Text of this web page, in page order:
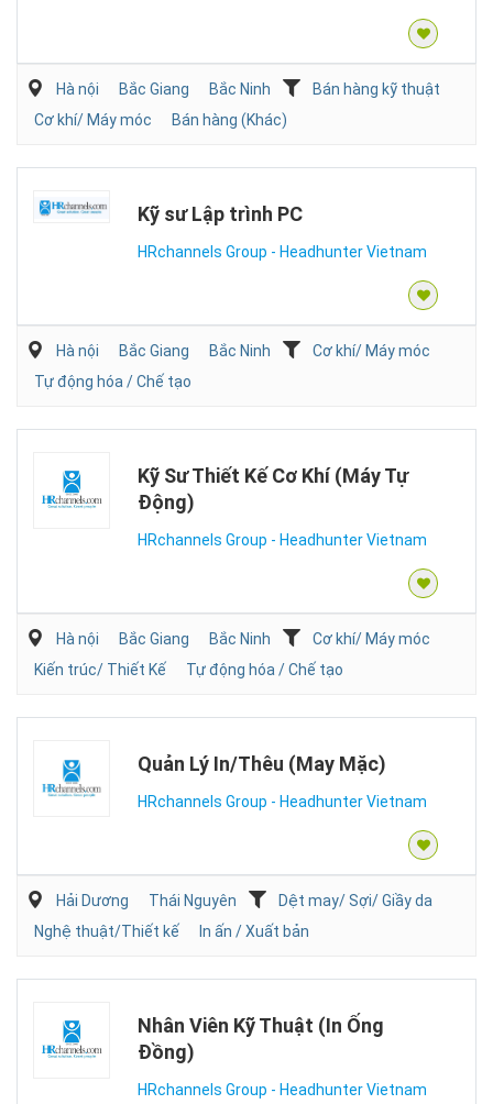
Hà nội Bắc Giang Bắc Ninh
Bán hàng kỹ thuật
Cơ khí/ Máy móc
Bán hàng (Khác)
Kỹ sư Lập trình PC
HRchannels Group - Headhunter Vietnam
Hà nội Bắc Giang Bắc Ninh
Cơ khí/ Máy móc
Tự động hóa / Chế tạo
Kỹ Sư Thiết Kế Cơ Khí (Máy Tự
Động)
HRchannels Group - Headhunter Vietnam
Hà nội Bắc Giang Bắc Ninh
Cơ khí/ Máy móc
Kiến trúc/ Thiết Kế
Tự động hóa / Chế tạo
Quản Lý In/Thêu (May Mặc)
HRchannels Group - Headhunter Vietnam
Hải Dương Thái Nguyên
Dệt may/ Sợi/ Giầy da
Nghệ thuật/Thiết kế
In ấn / Xuất bản
Nhân Viên Kỹ Thuật (In Ống
Đồng)
HRchannels Group - Headhunter Vietnam